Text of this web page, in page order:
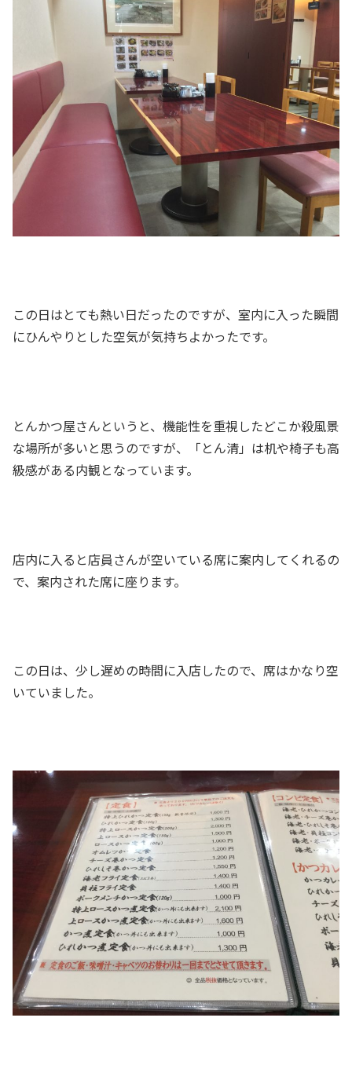
この日はとても熱い日だったのですが、室内に入った瞬間
にひんやりとした空気が気持ちよかったです。
とんかつ屋さんというと、機能性を重視したどこか殺風景
な場所が多いと思うのですが、「とん清」は机や椅子も高
級感がある内観となっています。
店内に入ると店員さんが空いている席に案内してくれるの
で、案内された席に座ります。
この日は、少し遅めの時間に入店したので、席はかなり空
いていました。